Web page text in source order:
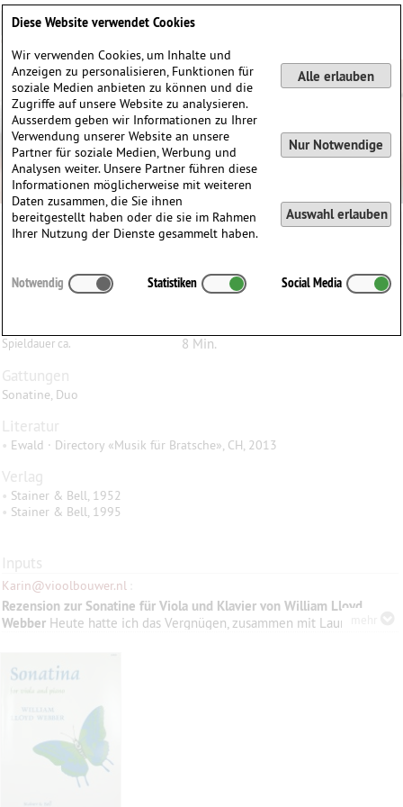
Sonatine für Bratsche und Klavier
Spieldauer ca. 8 Min.
Gattungen
Sonatine, Duo
Literatur
• Ewald · Directory «Musik für Bratsche», CH, 2013
Verlag
• Stainer & Bell, 1952
• Stainer & Bell, 1995
Inputs
Karin@vioolbouwer.nl
Rezension zur Sonatine für Viola und Klavier von William Lloyd
Webber Heute hatte ich das Vergnügen, zusammen mit Lauretta
Sonatine für Viola und Klavier von William Lloyd Webber. Diese
Sonatine ist ein Muss für alle Bratschistinnen. Sie macht sowohl den
und ist eine ausgezeichnete Wahl für Wettbewerbe. Das
Zusammenspiel der beiden Instrumente ist äußerst reizvoll und
macht den kollaborativen Prozess besonders lohnend. William Lloyd
Webber, Vater der beiden berühmten Komponisten Andrew und Julian
Lloyd Webber, wurde oft gefragt, warum die Sonatine so kurz sei.
Diese Website verwendet Cookies
Wir verwenden Cookies, um Inhalte und
Anzeigen zu personalisieren, Funktionen für
soziale Medien anbieten zu können und die
Zugriffe auf unsere Website zu analysieren.
Ausserdem geben wir Informationen zu Ihrer
Verwendung unserer Website an unsere
Partner für soziale Medien, Werbung und
Analysen weiter. Unsere Partner führen diese
Informationen möglicherweise mit weiteren
Daten zusammen, die Sie ihnen
bereitgestellt haben oder die sie im Rahmen
Ihrer Nutzung der Dienste gesammelt haben.
Alle erlauben
Nur Notwendige
Auswahl erlauben
Notwendig Statistiken Social Media